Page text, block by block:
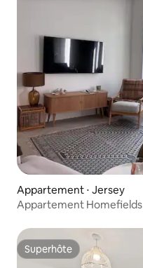
Appartement ⋅ Jersey
Appartement Homefields
Superhôte
Superhôte